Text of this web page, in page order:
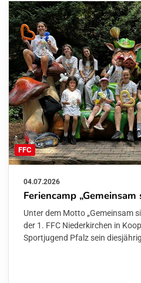
FFC
04.07.2026
Feriencamp
Unter dem Motto „Gemeinsam
der 1. FFC Niederkirchen in
Sportjugend Pfalz sein